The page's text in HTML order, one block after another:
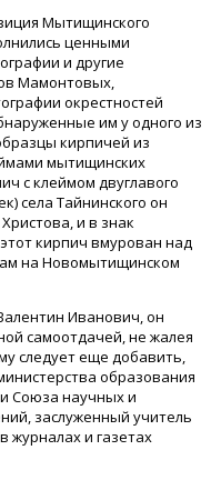
Мытищинского
ценными
и другие
Мамонтовых,
окрестностей
им у одного из
кирпичей из
мытищинских
с клеймом двуглавого
села Тайнинского он
и в знак
кирпич вмурован над
на Новомытищинском
Иванович, он
самоотдачей, не жалея
следует еще добавить,
образования
Союза научных и
заслуженный учитель
журналах и газетах